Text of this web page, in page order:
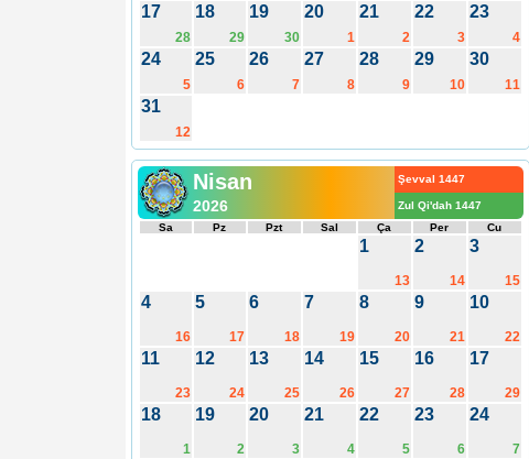
17
28
18
29
19
30
20
1
21
2
22
3
23
4
24
5
25
6
26
7
27
8
28
9
29
10
30
11
31
12
Nisan
2026
Şevval 1447
Zul Qi'dah 1447
Sa
Pz Pzt Sal Ça Per Cu
1
13
2
14
3
15
4
16
5
17
6
18
7
19
8
20
9
21
10
22
11
23
12
24
13
25
14
26
15
27
16
28
17
29
18
1
19
2
20
3
21
4
22
5
23
6
24
7